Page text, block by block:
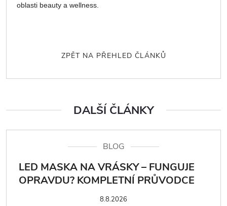
oblasti beauty a wellness.
ZPĚT NA PŘEHLED ČLÁNKŮ
DALŠÍ ČLÁNKY
BLOG
LED MASKA NA VRÁSKY – FUNGUJE
OPRAVDU? KOMPLETNÍ PRŮVODCE
8.8.2026